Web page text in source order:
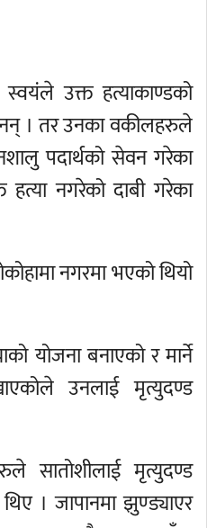
स्वयंले उक्त हत्याकाण्डको
। तर उनका वकीलहरुले
पदार्थको सेवन गरेका
हत्या नगरेको दाबी गरेका
नगरमा भएको थियो
योजना बनाएको र मार्ने
उनलाई मृत्युदण्ड
सातोशीलाई मृत्युदण्ड
। जापानमा झुण्ड्याएर